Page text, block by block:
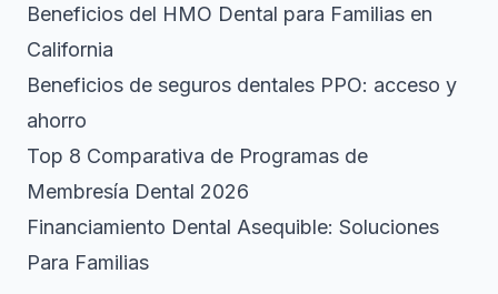
Beneficios del HMO Dental para Familias en
California
Beneficios de seguros dentales PPO: acceso y
ahorro
Top 8 Comparativa de Programas de
Membresía Dental 2026
Financiamiento Dental Asequible: Soluciones
Para Familias